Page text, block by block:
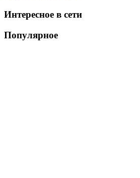
Интересное в сети
Популярное